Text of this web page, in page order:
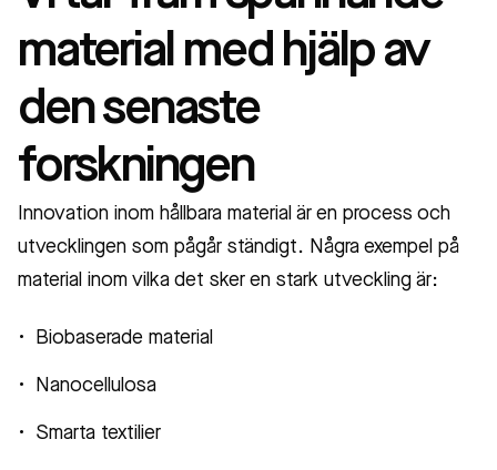
material med hjälp av
den senaste
forskningen
Innovation inom hållbara material är en process och
utvecklingen som pågår ständigt. Några exempel på
material inom vilka det sker en stark utveckling är:
Biobaserade material
Nanocellulosa
Smarta textilier